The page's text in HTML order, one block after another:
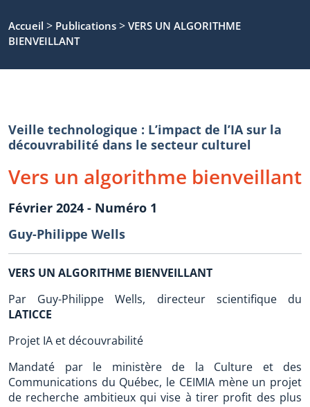
Accueil > Publications > VERS UN ALGORITHME
BIENVEILLANT
Veille technologique : L’impact de l’IA sur la
découvrabilité dans le secteur culturel
Vers un algorithme bienveillant
Février 2024 - Numéro 1
Guy-Philippe Wells
VERS UN ALGORITHME BIENVEILLANT
Par Guy-Philippe Wells, directeur scientifique du
LATICCE
Projet IA et découvrabilité
Mandaté par le ministère de la Culture et des
Communications du Québec, le CEIMIA mène un projet
de recherche ambitieux qui vise à tirer profit des plus